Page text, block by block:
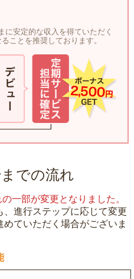
に安定的な収入を得ていただく
ことを推奨しております。
での流れ
一部が変更となりました。
進行ステップに応じて変更
ていただく場合がございま